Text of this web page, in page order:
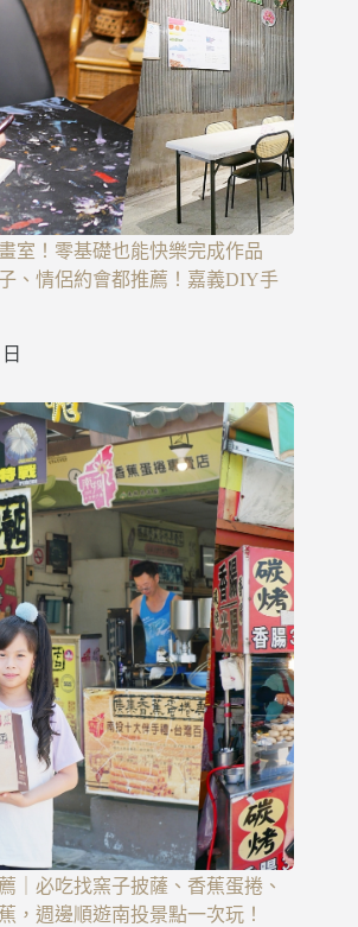
室！零基礎也能快樂完成作品
、情侶約會都推薦！嘉義DIY手
｜必吃找窯子披薩、香蕉蛋捲、
，週邊順遊南投景點一次玩！